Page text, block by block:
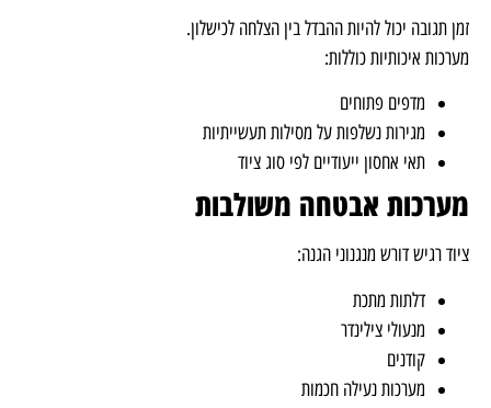
זמן תגובה יכול להיות ההבדל בין הצלחה לכישלון.
מערכות איכותיות כוללות:
מדפים פתוחים
מגירות נשלפות על מסילות תעשייתיות
תאי אחסון ייעודיים לפי סוג ציוד
מערכות אבטחה משולבות
ציוד רגיש דורש מנגנוני הגנה:
דלתות מתכת
מנעולי צילינדר
קודנים
מערכות נעילה חכמות